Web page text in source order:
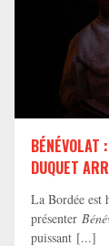
DUQUET
La Bordée est
présenter
puissant [...]